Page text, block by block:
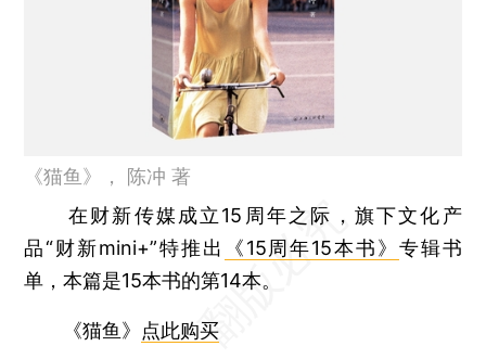
《猫鱼》， 陈冲 著
在财新传媒成立15周年之际，旗下文化产
品“财新mini+”特推出
《15周年15本书》 专辑书
单，本篇是15本书的第14本。
《猫鱼》 点此购买